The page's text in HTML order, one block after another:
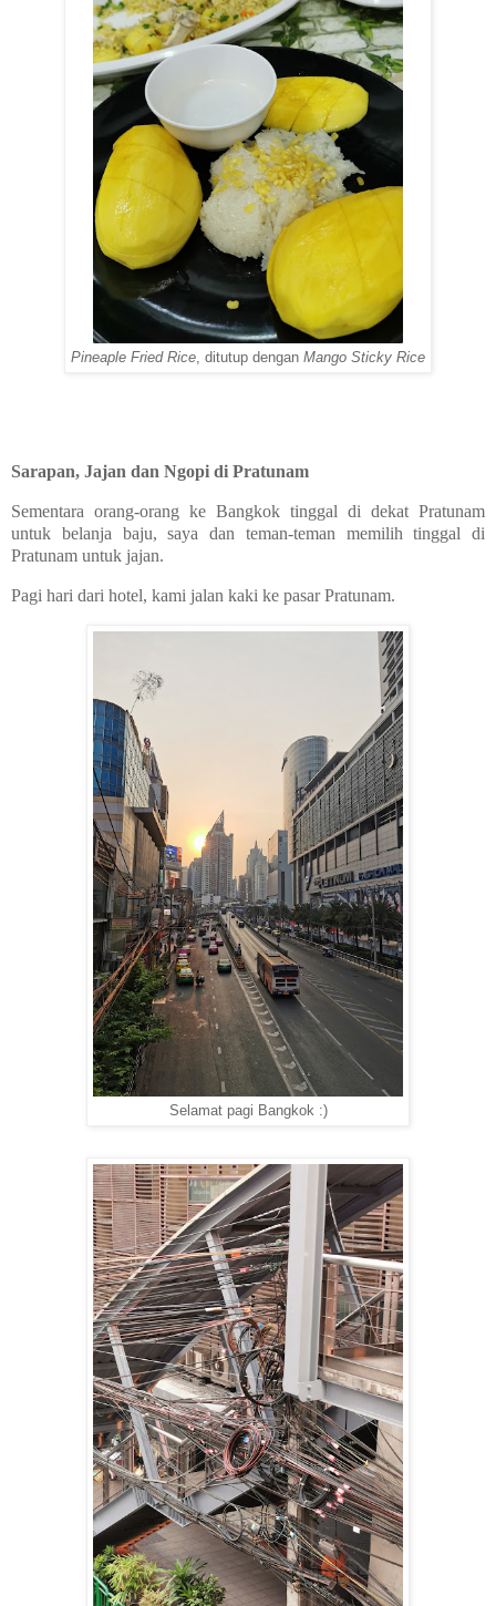
Pineaple Fried Rice, ditutup dengan Mango Sticky Rice
Sarapan, Jajan dan Ngopi di Pratunam
Sementara orang-orang ke Bangkok tinggal di dekat Pratunam
untuk belanja baju, saya dan teman-teman memilih tinggal di
Pratunam untuk jajan.
Pagi hari dari hotel, kami jalan kaki ke pasar Pratunam.
Selamat pagi Bangkok :)